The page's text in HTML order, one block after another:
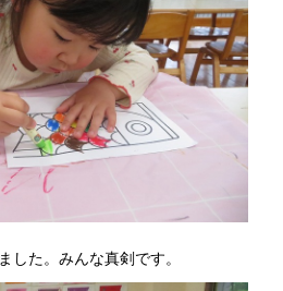
した。みんな真剣です。